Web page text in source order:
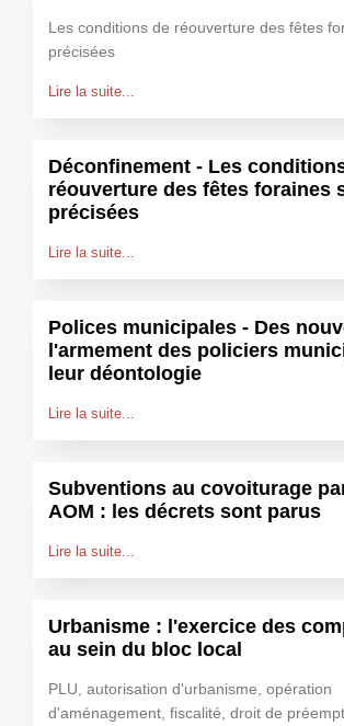
Les conditions de réouverture des fêtes
précisées
Lire la suite...
Déconfinement - Les
réouverture des fêtes foraines
précisées
Lire la suite...
Polices municipales - Des
l'armement des policiers
leur déontologie
Lire la suite...
Subventions au covoiturage
AOM : les décrets sont parus
Lire la suite...
Urbanisme : l'exercice des
au sein du bloc local
PLU, autorisation d'urbanisme, opération
d'aménagement, fiscalité, droit de